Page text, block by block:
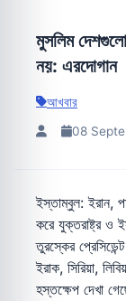
মুসলিম
নয়: এরদোগান
আখবার
08
ইস্তাম্বুল: ইরান,
করে যুক্তরাষ্ট্র ও
তুরস্কের
ইরাক, সিরিয়া,
হস্তক্ষেপ দেখা